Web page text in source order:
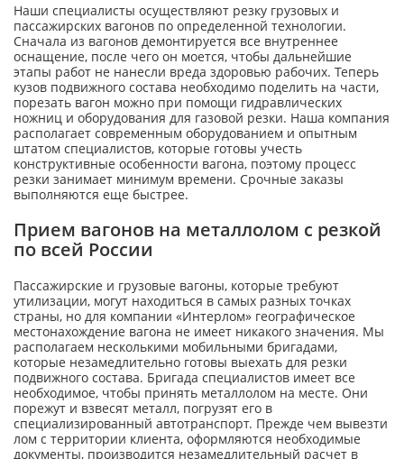
Наши специалисты осуществляют резку грузовых и
пассажирских вагонов по определенной технологии.
Сначала из вагонов демонтируется все внутреннее
оснащение, после чего он моется, чтобы дальнейшие
этапы работ не нанесли вреда здоровью рабочих. Теперь
кузов подвижного состава необходимо поделить на части,
порезать вагон можно при помощи гидравлических
ножниц и оборудования для газовой резки. Наша компания
располагает современным оборудованием и опытным
штатом специалистов, которые готовы учесть
конструктивные особенности вагона, поэтому процесс
резки занимает минимум времени. Срочные заказы
выполняются еще быстрее.
Прием вагонов на металлолом с резкой
по всей России
Пассажирские и грузовые вагоны, которые требуют
утилизации, могут находиться в самых разных точках
страны, но для компании «Интерлом» географическое
местонахождение вагона не имеет никакого значения. Мы
располагаем несколькими мобильными бригадами,
которые незамедлительно готовы выехать для резки
подвижного состава. Бригада специалистов имеет все
необходимое, чтобы принять металлолом на месте. Они
порежут и взвесят металл, погрузят его в
специализированный автотранспорт. Прежде чем вывезти
лом с территории клиента, оформляются необходимые
документы, производится незамедлительный расчет в